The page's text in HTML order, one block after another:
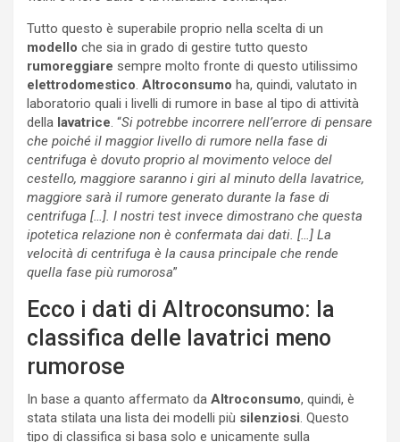
Tutto questo è superabile proprio nella scelta di un
modello che sia in grado di gestire tutto questo
rumoreggiare sempre molto fronte di questo utilissimo
elettrodomestico. Altroconsumo ha, quindi, valutato in
laboratorio quali i livelli di rumore in base al tipo di attività
della lavatrice. “Si potrebbe incorrere nell’errore di pensare
che poiché il maggior livello di rumore nella fase di
centrifuga è dovuto proprio al movimento veloce del
cestello, maggiore saranno i giri al minuto della lavatrice,
maggiore sarà il rumore generato durante la fase di
centrifuga […]. I nostri test invece dimostrano che questa
ipotetica relazione non è confermata dai dati. […] La
velocità di centrifuga è la causa principale che rende
quella fase più rumorosa”
Ecco i dati di Altroconsumo: la
classifica delle lavatrici meno
rumorose
In base a quanto affermato da Altroconsumo, quindi, è
stata stilata una lista dei modelli più silenziosi. Questo
tipo di classifica si basa solo e unicamente sulla